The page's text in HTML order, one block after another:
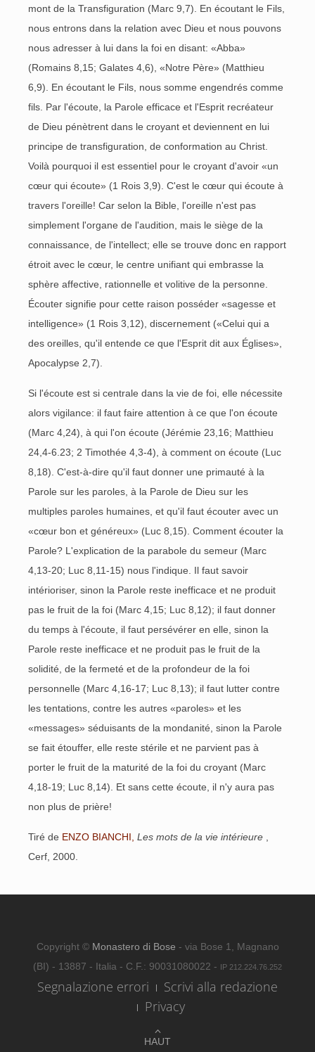
mont de la Transfiguration (Marc 9,7). En écoutant le Fils,
nous entrons dans la relation avec Dieu et nous pouvons
nous adresser à lui dans la foi en disant: «Abba»
(Romains 8,15; Galates 4,6), «Notre Père» (Matthieu
6,9). En écoutant le Fils, nous somme engendrés comme
fils. Par l'écoute, la Parole efficace et l'Esprit recréateur
de Dieu pénètrent dans le croyant et deviennent en lui
principe de transfiguration, de conformation au Christ.
Voilà pourquoi il est essentiel pour le croyant d'avoir «un
cœur qui écoute» (1 Rois 3,9). C'est le cœur qui écoute à
travers l'oreille! Car selon la Bible, l'oreille n'est pas
simplement l'organe de l'audition, mais le siège de la
connaissance, de l'intellect; elle se trouve donc en rapport
étroit avec le cœur, le centre unifiant qui embrasse la
sphère affective, rationnelle et volitive de la personne.
Écouter signifie pour cette raison posséder «sagesse et
intelligence» (1 Rois 3,12), discernement («Celui qui a
des oreilles, qu'il entende ce que l'Esprit dit aux Églises»,
Apocalypse 2,7).
Si l'écoute est si centrale dans la vie de foi, elle nécessite
alors vigilance: il faut faire attention à ce que l'on écoute
(Marc 4,24), à qui l'on écoute (Jérémie 23,16; Matthieu
24,4-6.23; 2 Timothée 4,3-4), à comment on écoute (Luc
8,18). C'est-à-dire qu'il faut donner une primauté à la
Parole sur les paroles, à la Parole de Dieu sur les
multiples paroles humaines, et qu'il faut écouter avec un
«cœur bon et généreux» (Luc 8,15). Comment écouter la
Parole? L'explication de la parabole du semeur (Marc
4,13-20; Luc 8,11-15) nous l'indique. Il faut savoir
intérioriser, sinon la Parole reste inefficace et ne produit
pas le fruit de la foi (Marc 4,15; Luc 8,12); il faut donner
du temps à l'écoute, il faut persévérer en elle, sinon la
Parole reste inefficace et ne produit pas le fruit de la
solidité, de la fermeté et de la profondeur de la foi
personnelle (Marc 4,16-17; Luc 8,13); il faut lutter contre
les tentations, contre les autres «paroles» et les
«messages» séduisants de la mondanité, sinon la Parole
se fait étouffer, elle reste stérile et ne parvient pas à
porter le fruit de la maturité de la foi du croyant (Marc
4,18-19; Luc 8,14). Et sans cette écoute, il n'y aura pas
non plus de prière!
Tiré de ENZO BIANCHI, Les mots de la vie intérieure
Cerf, 2000.
HAUT
Copyright © Monastero di Bose - via Bose 1, Magnano
(BI) - 13887 - Italia - C.F.: 90031080022 - IP 212.224.76.252
Segnalazione errori
Scrivi alla redazione
Privacy